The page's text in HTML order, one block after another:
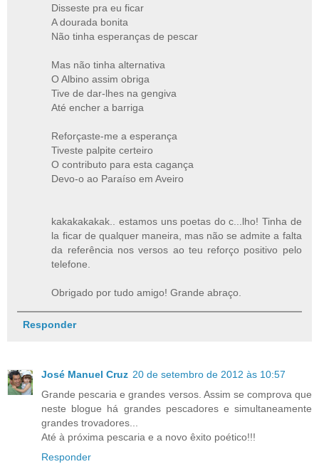
Disseste pra eu ficar
A dourada bonita
Não tinha esperanças de pescar
Mas não tinha alternativa
O Albino assim obriga
Tive de dar-lhes na gengiva
Até encher a barriga
Reforçaste-me a esperança
Tiveste palpite certeiro
O contributo para esta cagança
Devo-o ao Paraíso em Aveiro
kakakakakak.. estamos uns poetas do c...lho! Tinha de
la ficar de qualquer maneira, mas não se admite a falta
da referência nos versos ao teu reforço positivo pelo
telefone.
Obrigado por tudo amigo! Grande abraço.
Responder
José Manuel Cruz 20 de setembro de 2012 às 10:57
Grande pescaria e grandes versos. Assim se comprova que
neste blogue há grandes pescadores e simultaneamente
grandes trovadores...
Até à próxima pescaria e a novo êxito poético!!!
Responder